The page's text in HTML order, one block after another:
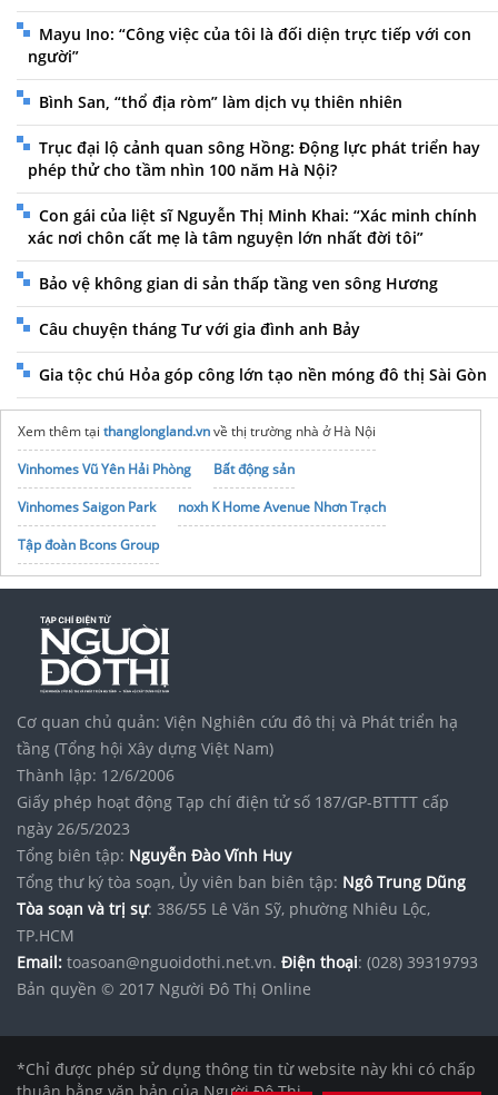
Mayu Ino: “Công việc của tôi là đối diện trực tiếp với con
người”
Bình San, “thổ địa ròm” làm dịch vụ thiên nhiên
Trục đại lộ cảnh quan sông Hồng: Động lực phát triển hay
phép thử cho tầm nhìn 100 năm Hà Nội?
Con gái của liệt sĩ Nguyễn Thị Minh Khai: “Xác minh chính
xác nơi chôn cất mẹ là tâm nguyện lớn nhất đời tôi”
Bảo vệ không gian di sản thấp tầng ven sông Hương
Câu chuyện tháng Tư với gia đình anh Bảy
Gia tộc chú Hỏa góp công lớn tạo nền móng đô thị Sài Gòn
Xem thêm tại thanglongland.vnvề thị trường nhà ở Hà Nội
Vinhomes Vũ Yên Hải Phòng
Bất động sản
Vinhomes Saigon Park
noxh K Home Avenue Nhơn Trạch
Tập đoàn Bcons Group
Cơ quan chủ quản: Viện Nghiên cứu đô thị và Phát triển hạ
tầng (Tổng hội Xây dựng Việt Nam)
Thành lập: 12/6/2006
Giấy phép hoạt động Tạp chí điện tử số 187/GP-BTTTT cấp
ngày 26/5/2023
Tổng biên tập: Nguyễn Đào Vĩnh Huy
Tổng thư ký tòa soạn, Ủy viên ban biên tập: Ngô Trung Dũng
Tòa soạn và trị sự: 386/55 Lê Văn Sỹ, phường Nhiêu Lộc,
TP.HCM
Email: toasoan@nguoidothi.net.vn. Điện thoại: (028) 39319793
Bản quyền © 2017 Người Đô Thị Online
*Chỉ được phép sử dụng thông tin từ website này khi có chấp